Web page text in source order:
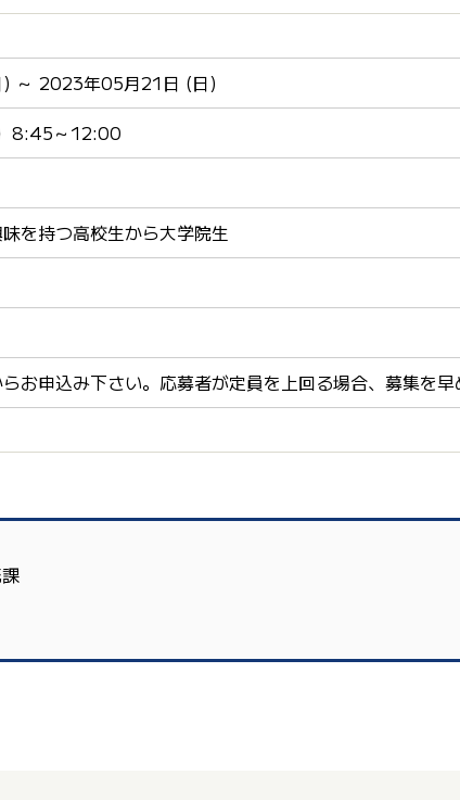
～ 2023年05月21日 (日)
8:45～12:00
を持つ高校生から大学院生
お申込み下さい。応募者が定員を上回る場合、募集を早